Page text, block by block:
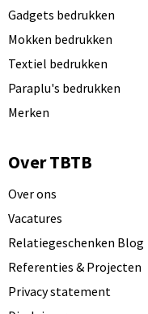
Gadgets bedrukken
Mokken bedrukken
Textiel bedrukken
Paraplu's bedrukken
Merken
Over TBTB
Over ons
Vacatures
Relatiegeschenken Blog
Referenties & Projecten
Privacy statement